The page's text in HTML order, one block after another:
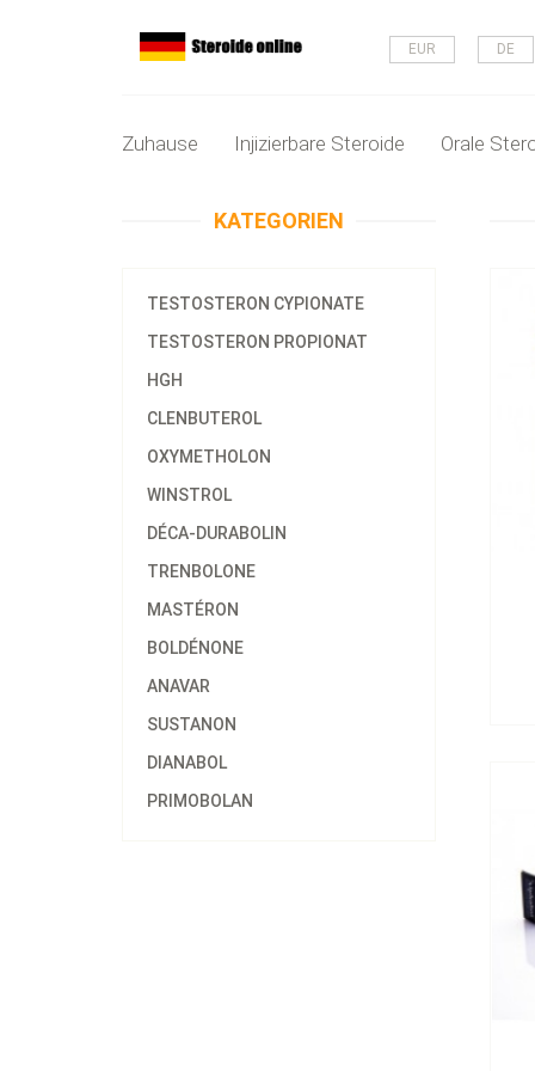
EUR DE
Zuhause Injizierbare Steroide Orale
KATEGORIEN
TESTOSTERON CYPIONATE
TESTOSTERON PROPIONAT
HGH
CLENBUTEROL
OXYMETHOLON
WINSTROL
DÉCA-DURABOLIN
TRENBOLONE
MASTÉRON
BOLDÉNONE
ANAVAR
SUSTANON
DIANABOL
PRIMOBOLAN